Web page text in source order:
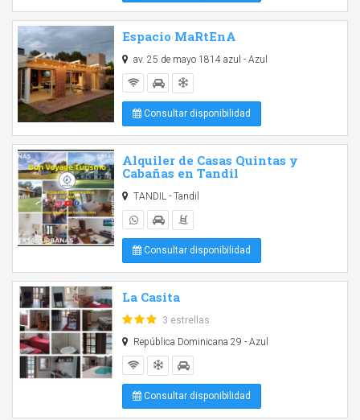
Espacio MaRtEnA
av. 25 de mayo 1814 azul - Azul
Consultar disponibilidad
Alquiler de Casas Quintas y
Cabañas en Tandil
TANDIL - Tandil
Consultar disponibilidad
La Casita
3 estrellas
República Dominicana 29 - Azul
Consultar disponibilidad